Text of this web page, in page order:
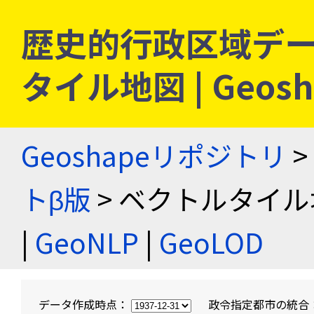
歴史的行政区域デ
タイル地図 |
Geoshapeリポジトリ >
トβ版 > ベクトルタイ
| GeoNLP | GeoLOD
データ作成時点： 政令指定都市の統